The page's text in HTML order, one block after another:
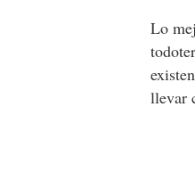
Lo
llevar